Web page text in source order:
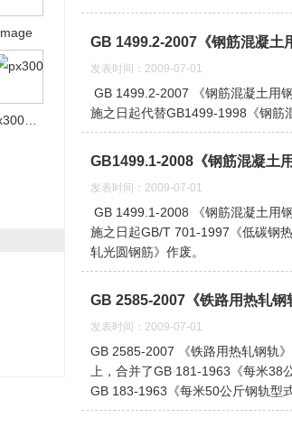
mage
GB 1499.2-2007《钢筋混凝土
发表时间：2009-07-01
GB 1499.2-2007 《钢筋混凝土用
施之日起代替GB1499-1998《钢筋
GB1499.1-2008《钢筋混凝土用
发表时间：2009-07-01
GB 1499.1-2008 《钢筋混凝土用
施之日起GB/T 701-1997《低碳钢
轧光圆钢筋》作废。
GB 2585-2007《铁路用热轧钢
发表时间：2009-07-01
GB 2585-2007 《铁路用热轧钢轨
上，合并了GB 181-1963《每米38
GB 183-1963《每米50公斤钢轨型